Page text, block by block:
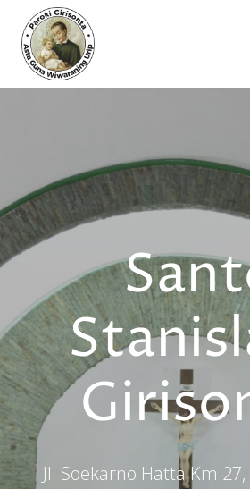
content
Jl. Soekarno Hatta Km